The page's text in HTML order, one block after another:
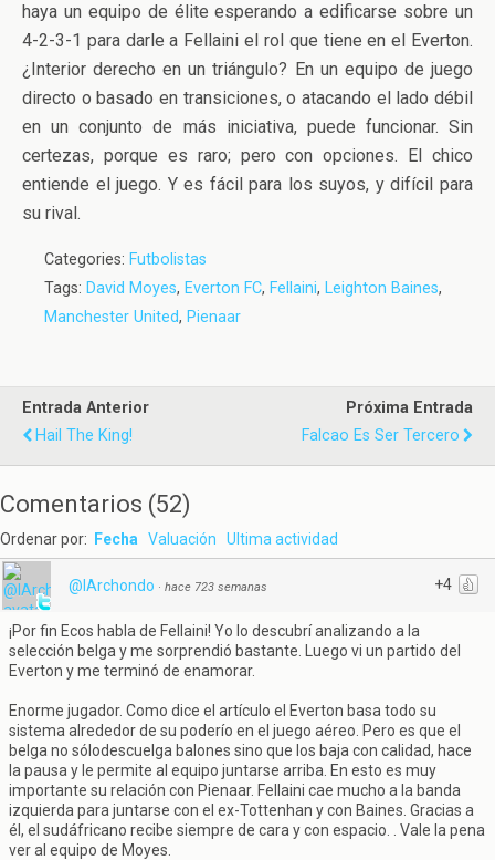
haya un equipo de élite esperando a edificarse sobre un
4-2-3-1 para darle a Fellaini el rol que tiene en el Everton.
¿Interior derecho en un triángulo? En un equipo de juego
directo o basado en transiciones, o atacando el lado débil
en un conjunto de más iniciativa, puede funcionar. Sin
certezas, porque es raro; pero con opciones. El chico
entiende el juego. Y es fácil para los suyos, y difícil para
su rival.
Categories: Futbolistas
Tags: David Moyes, Everton FC, Fellaini, Leighton Baines,
Manchester United, Pienaar
Entrada Anterior
Hail The King!
Próxima Entrada
Falcao Es Ser Tercero
Comentarios (52)
Ordenar por: Fecha Valuación Ultima actividad
+4
@IArchondo · hace 723 semanas
¡Por fin Ecos habla de Fellaini! Yo lo descubrí analizando a la
selección belga y me sorprendió bastante. Luego vi un partido del
Everton y me terminó de enamorar.
Enorme jugador. Como dice el artículo el Everton basa todo su
sistema alrededor de su poderío en el juego aéreo. Pero es que el
belga no sólodescuelga balones sino que los baja con calidad, hace
la pausa y le permite al equipo juntarse arriba. En esto es muy
importante su relación con Pienaar. Fellaini cae mucho a la banda
izquierda para juntarse con el ex-Tottenhan y con Baines. Gracias a
él, el sudáfricano recibe siempre de cara y con espacio. . Vale la pena
ver al equipo de Moyes.